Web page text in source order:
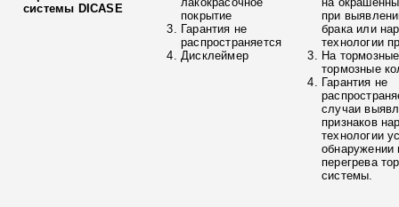
системы DICASE
покрытие
Гарантия не
распространяется
Дисклеймер
при
брака или
технологии
На
тормозные
Гарантия не
случаи
признаков
технологии
обнаружении
перегрева
системы.